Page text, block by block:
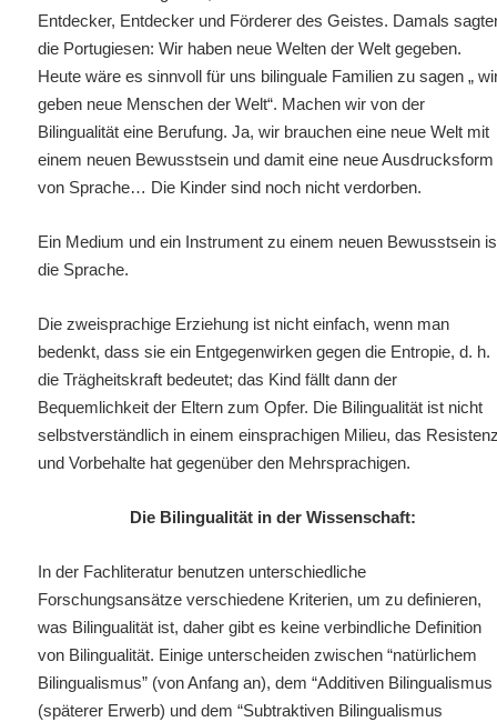
Entdecker, Entdecker und Förderer des Geistes. Damals
die Portugiesen: Wir haben neue Welten der Welt gegeben.
Heute wäre es sinnvoll für uns bilinguale Familien zu sagen „
geben neue Menschen der Welt“. Machen wir von der
Bilingualität eine Berufung. Ja, wir brauchen eine neue Welt mit
einem neuen Bewusstsein und damit eine neue Ausdrucksform
von Sprache… Die Kinder sind noch nicht verdorben.
Ein Medium und ein Instrument zu einem neuen Bewusstsein
die Sprache.
Die zweisprachige Erziehung ist nicht einfach, wenn man
bedenkt, dass sie ein Entgegenwirkengegen die Entropie, d. h.
die Trägheitskraft bedeutet; das Kind fällt dann der
Bequemlichkeit der Eltern zum Opfer. Die Bilingualität ist nicht
selbstverständlich in einem einsprachigen Milieu, das
und Vorbehalte hat gegenüber den Mehrsprachigen.
Die Bilingualität in der Wissenschaft:
In der Fachliteratur benutzen unterschiedliche
Forschungsansätze verschiedene Kriterien, um zu definieren,
was Bilingualität ist, daher gibt es keine verbindliche Definition
von Bilingualität. Einige unterscheiden zwischen “natürlichem
Bilingualismus” (von Anfang an), dem “Additiven Bilingualismus
(späterer Erwerb) und dem “Subtraktiven Bilingualismus